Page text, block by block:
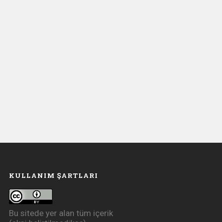
KULLANIM ŞARTLARI
Bu sitede yer alan tüm içerik